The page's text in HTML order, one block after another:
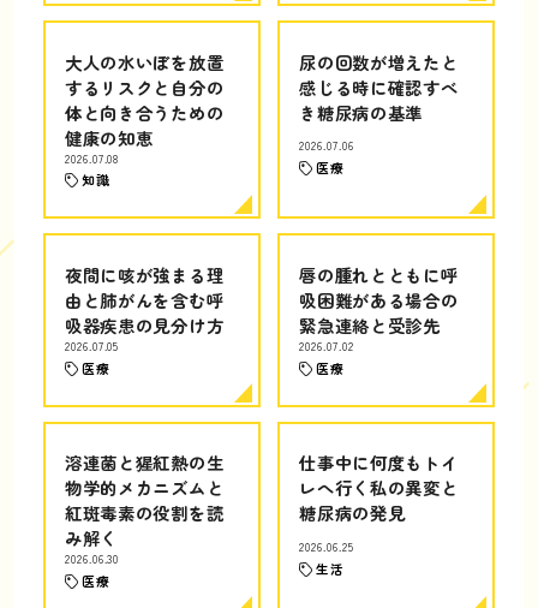
大人の水いぼを放置
するリスクと自分の
体と向き合うための
健康の知恵
2026.07.08
知識
尿の回数が増えたと
感じる時に確認すべ
き糖尿病の基準
2026.07.06
医療
夜間に咳が強まる理
由と肺がんを含む呼
吸器疾患の見分け方
2026.07.05
医療
唇の腫れとともに呼
吸困難がある場合の
緊急連絡と受診先
2026.07.02
医療
溶連菌と猩紅熱の生
物学的メカニズムと
紅斑毒素の役割を読
み解く
2026.06.30
医療
仕事中に何度もトイ
レへ行く私の異変と
糖尿病の発見
2026.06.25
生活